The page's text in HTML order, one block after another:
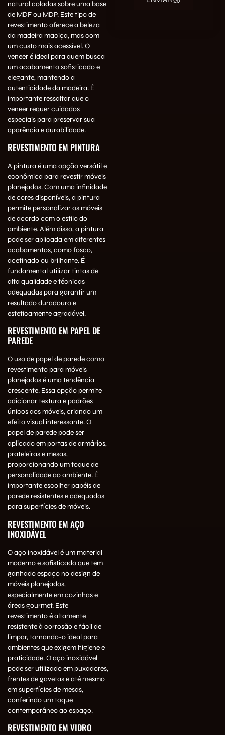
natural coladas sobre uma base
de MDF ou MDP. Este tipo de
revestimento oferece a beleza
da madeira maciça, mas com
um custo mais acessível. O
veneer é ideal para quem busca
um acabamento sofisticado e
elegante, mantendo a
autenticidade da madeira. É
importante ressaltar que o
veneer requer cuidados
especiais para preservar sua
aparência e durabilidade.
REVESTIMENTO EM PINTURA
A pintura é uma opção versátil e
econômica para revestir móveis
planejados. Com uma infinidade
de cores disponíveis, a pintura
permite personalizar os móveis
de acordo com o estilo do
ambiente. Além disso, a pintura
pode ser aplicada em diferentes
acabamentos, como fosco,
acetinado ou brilhante. É
fundamental utilizar tintas de
alta qualidade e técnicas
adequadas para garantir um
resultado duradouro e
esteticamente agradável.
REVESTIMENTO EM PAPEL DE
PAREDE
O uso de papel de parede como
revestimento para móveis
planejados é uma tendência
crescente. Essa opção permite
adicionar textura e padrões
únicos aos móveis, criando um
efeito visual interessante. O
papel de parede pode ser
aplicado em portas de armários,
prateleiras e mesas,
proporcionando um toque de
personalidade ao ambiente. É
importante escolher papéis de
parede resistentes e adequados
para superfícies de móveis.
REVESTIMENTO EM AÇO
INOXIDÁVEL
O aço inoxidável é um material
moderno e sofisticado que tem
ganhado espaço no design de
móveis planejados,
especialmente em cozinhas e
áreas gourmet. Este
revestimento é altamente
resistente à corrosão e fácil de
limpar, tornando-o ideal para
ambientes que exigem higiene e
praticidade. O aço inoxidável
pode ser utilizado em puxadores,
frentes de gavetas e até mesmo
em superfícies de mesas,
conferindo um toque
contemporâneo ao espaço.
REVESTIMENTO EM VIDRO